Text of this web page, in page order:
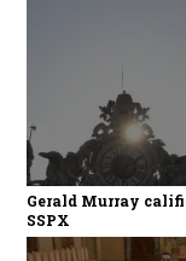
Gerald Murray
SSPX